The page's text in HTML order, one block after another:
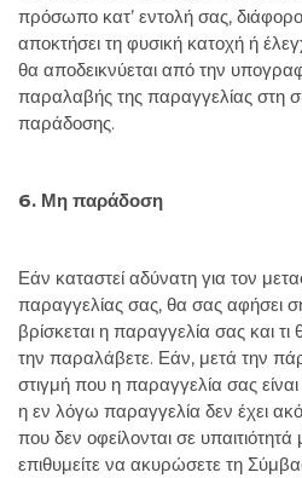
πρόσωπο κατ’ εντολή σας,
αποκτήσει τη φυσική κατοχή ή
θα αποδεικνύεται από την
παραλαβής της παραγγελίας στη
παράδοσης.
6. Μη παράδοση
Εάν καταστεί αδύνατη για τον
παραγγελίας σας, θα σας αφήσει
βρίσκεται η παραγγελία σας και
την παραλάβετε. Εάν, μετά την
στιγμή που η παραγγελία σας
η εν λόγω παραγγελία δεν έχει
που δεν οφείλονται σε
επιθυμείτε να ακυρώσετε τη